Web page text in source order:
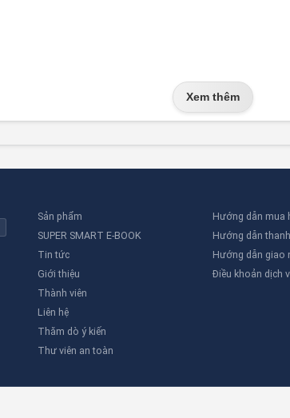
Xem thêm
Sản phẩm
SUPER SMART E-BOOK
Tin tức
Giới thiệu
Thành viên
Liên hệ
Thăm dò ý kiến
Thư viên an toàn
Hướng dẫn mua
Hướng dẫn
Hướng dẫn giao
Điều khoản dịch